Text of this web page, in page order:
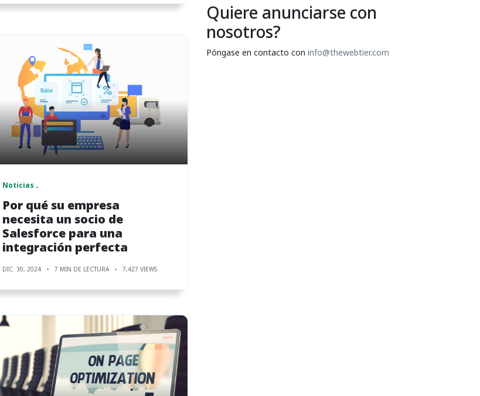
Noticias
Por qué su empresa
necesita un socio de
Salesforce para una
integración perfecta
DIC. 30, 2024 7 MIN DE LECTURA 7,427 VIEWS
Quiere anunciarse con
nosotros?
Póngase en contacto con info@thewebtier.com